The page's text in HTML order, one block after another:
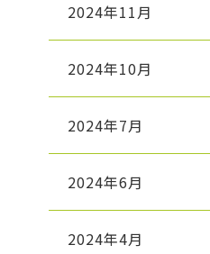
2024年11月
2024年10月
2024年7月
2024年6月
2024年4月